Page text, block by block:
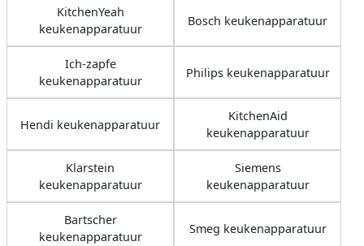
KitchenYeah
keukenapparatuur
Bosch keukenapparatuur
Ich-zapfe
keukenapparatuur
Philips keukenapparatuur
Hendi keukenapparatuur
KitchenAid
keukenapparatuur
Klarstein
keukenapparatuur
Siemens
keukenapparatuur
Bartscher
keukenapparatuur
Smeg keukenapparatuur